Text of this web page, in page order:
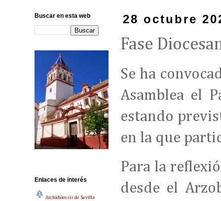
28 octubre
Fase
Se ha
Asamblea el
estando
en la que
Para la
desde el
Buscar en esta web
Enlaces de interés
Archidiócesis de Sevilla